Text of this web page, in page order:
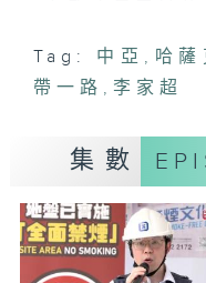
53份合作協議
則達成28份，
貿、投資、金融
及具體金額總
來，推進雙方更
的合作模式，達
作為「超級聯繫
Tag: 中亞 , 哈薩
帶一路 , 李家超
集數